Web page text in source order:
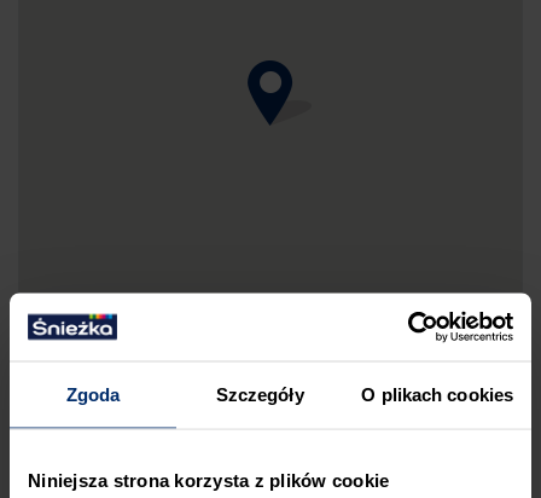
Zgoda Szczegóły O plikach cookies
Niniejsza strona korzysta z plików cookie